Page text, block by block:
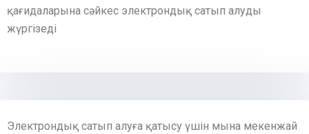
қағидаларына сәйкес электрондық сатып алуды
жүргізеді
Электрондық сатып алуға қатысу үшін мына мекенжай